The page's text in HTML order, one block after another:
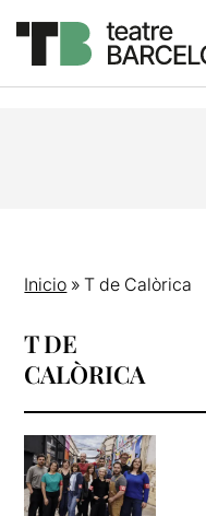
Inicio »T de Calòrica
T DE
CALÒRICA